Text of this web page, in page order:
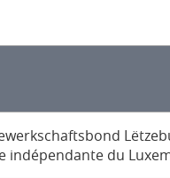
indépendante du